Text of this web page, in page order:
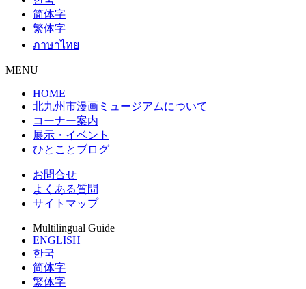
简体字
繁体字
ภาษาไทย
MENU
HOME
北九州市漫画ミュージアムについて
コーナー案内
展示・イベント
ひとことブログ
お問合せ
よくある質問
サイトマップ
Multilingual Guide
ENGLISH
한국
简体字
繁体字